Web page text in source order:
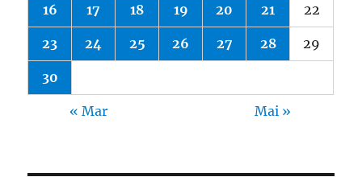
16 17 18 19 20 21 22
23 24 25 26 27 28 29
30
« Mar Mai »